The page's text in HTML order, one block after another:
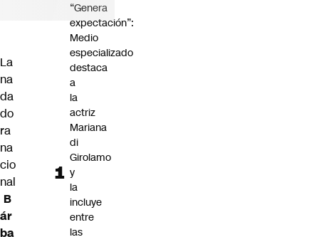
La
na
da
do
ra
na
cio
nal
B
ár
ba
“Genera
expectación”:
Medio
especializado
destaca
a
la
actriz
Mariana
di
Girolamo
y
la
incluye
entre
las